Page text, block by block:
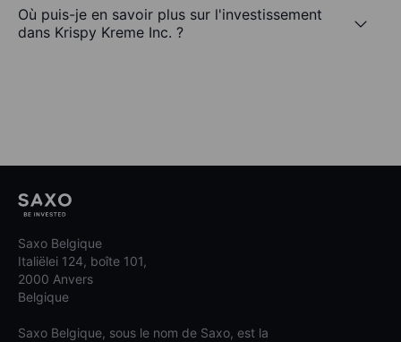
Où puis-je en savoir plus sur l'investissement
dans Krispy Kreme Inc. ?
Saxo Belgique
Italiëlei 124, boîte 101,
2000 Anvers
Belgique
Saxo Belgique, sous le nom de Saxo, est la